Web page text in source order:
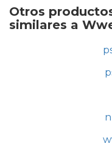
Otros
similares a